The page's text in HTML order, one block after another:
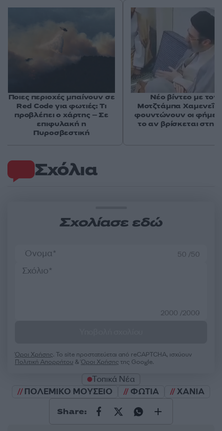
Σχόλια
Σχολίασε εδώ
50 /50
2000 /2000
Όροι Χρήσης. Το site προστατεύεται από reCAPTCHA, ισχύουν
Πολιτική Απορρήτου &Όροι Χρήσης της Google.
Τοπικά Νέα
ΠΟΛΕΜΙΚΟ ΜΟΥΣΕΙΟ
ΦΩΤΙΑ ΧΑΝΙΑ
Share:
Ποιες περιοχές μπαίνουν σε
Red Code για φωτιές: Τι
προβλέπει ο χάρτης – Σε
επιφυλακή η
Πυροσβεστική
Νέο βίντεο με τον
Μοτζτάμπα Χαμενεΐ
φουντώνουν οι φήμες
το αν βρίσκεται στη